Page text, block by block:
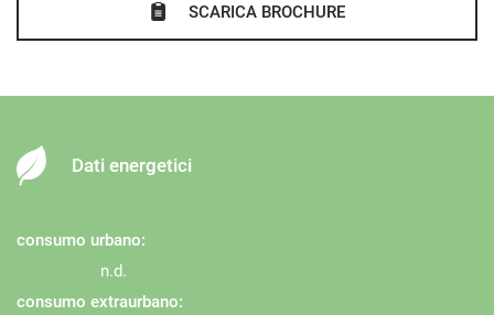
SCARICA BROCHURE
Dati energetici
consumo urbano:
n.d.
consumo extraurbano: